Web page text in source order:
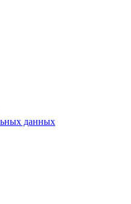
данных